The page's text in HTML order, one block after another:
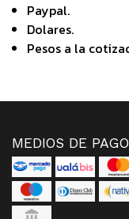
Paypal.
Dolares.
Pesos a la
MEDIOS DE PAGO